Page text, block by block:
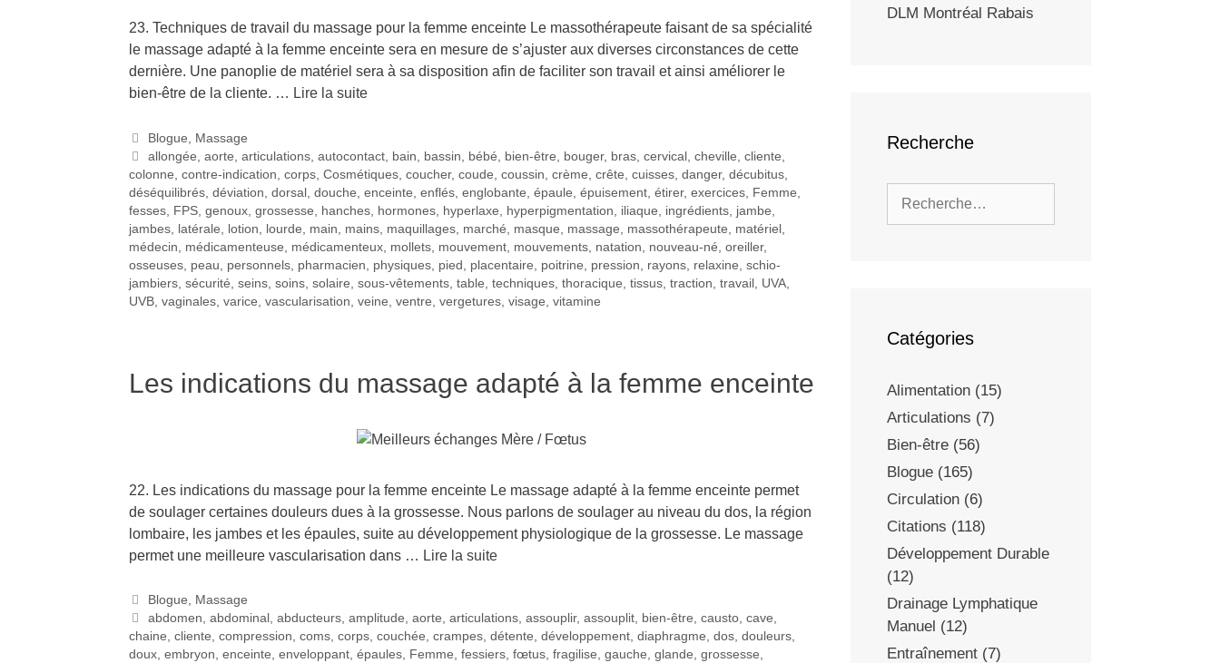
23. Techniques de travail du massage pour la femme enceinte Le massothérapeute faisant de sa spécialité
le massage adapté à la femme enceinte sera en mesure de s’ajuster aux diverses circonstances de cette
dernière. Une panoplie de matériel sera à sa disposition afin de faciliter son travail et ainsi améliorer le
bien-être de la cliente. … Lire la suite
Blogue
Massage
allongée ,aorte ,articulations ,autocontact bain bassin bébé bien-être bouger, bras ,cervical ,cheville ,cliente
colonne contre-indication corps Cosmétiques coucher, coude coussin crème crête cuisses danger, décubitus
déséquilibrés déviation dorsal douche enceinte enflés englobante épaule épuisement étirer, exercices Femme
fesses FPS genoux grossesse hanches hormones hyperlaxe hyperpigmentation iliaque ingrédients jambe
jambes latérale lotion lourde main mains maquillages marché masque massage massothérapeute matériel
médecin
médicamenteuse médicamenteux mollets mouvement mouvements natation nouveau-né oreiller,
osseuses peau personnels pharmacien physiques pied placentaire poitrine pression rayons relaxine schio-
jambiers sécurité seins soins solaire sous-vêtements table techniques thoracique tissus traction travail UVA
UVB vaginales varice vascularisation veine ventre vergetures visage vitamine
Les indications du massage adapté à la femme enceinte
22. Les indications du massage pour la femme enceinte Le massage adapté à la femme enceinte permet
de soulager certaines douleurs dues à la grossesse. Nous parlons de soulager au niveau du dos, la région
lombaire, les jambes et les épaules, suite au développement physiologique de la grossesse. Le massage
permet une meilleure vascularisation dans … Lire la suite
Blogue
Massage
abdomen ,abdominal ,abducteurs ,amplitude ,aorte ,articulations ,assouplir,assouplit bien-être ,causto ,cave
chaine cliente compression coms corps couchée crampes détente développement diaphragme dos douleurs
doux embryon enceinte enveloppant épaules Femme fessiers fœtus fragilise gauche glande grossesse
DLM Montréal Rabais
Recherche
Catégories
Alimentation (15)
Articulations (7)
Bien-être (56)
Blogue (165)
Circulation (6)
Citations (118)
Développement Durable
(12)
Drainage Lymphatique
Manuel (12)
Entraînement (7)